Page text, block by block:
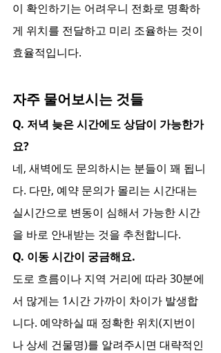
이 확인하기는 어려우니 전화로 명확하
게 위치를 전달하고 미리 조율하는 것이
효율적입니다.
자주 물어보시는 것들
Q. 저녁 늦은 시간에도 상담이 가능한가
요?
네, 새벽에도 문의하시는 분들이 꽤 됩니
다. 다만, 예약 문의가 몰리는 시간대는
실시간으로 변동이 심해서 가능한 시간
을 바로 안내받는 것을 추천합니다.
Q. 이동 시간이 궁금해요.
도로 흐름이나 지역 거리에 따라 30분에
서 많게는 1시간 가까이 차이가 발생합
니다. 예약하실 때 정확한 위치(지번이
나 상세 건물명)를 알려주시면 대략적인